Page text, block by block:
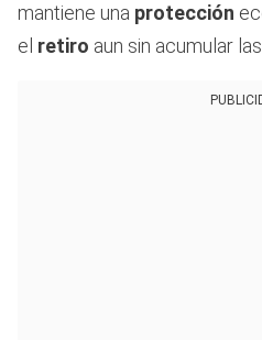
mantiene una protección
el retiro aun sin acumular